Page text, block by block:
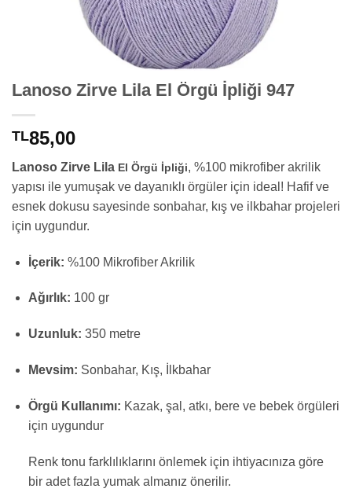
Lanoso Zirve Lila El Örgü İpliği 947
TL85,00
Lanoso Zirve Lila El Örgü İpliği, %100 mikrofiber akrilik
yapısı ile yumuşak ve dayanıklı örgüler için ideal! Hafif ve
esnek dokusu sayesinde sonbahar, kış ve ilkbahar projeleri
için uygundur.
İçerik: %100 Mikrofiber Akrilik
Ağırlık: 100 gr
Uzunluk: 350 metre
Mevsim: Sonbahar, Kış, İlkbahar
Örgü Kullanımı: Kazak, şal, atkı, bere ve bebek örgüleri
için uygundur
Renk tonu farklılıklarını önlemek için ihtiyacınıza göre
bir adet fazla yumak almanız önerilir.